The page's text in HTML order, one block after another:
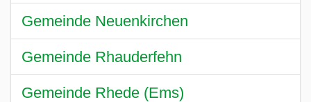
Gemeinde Neuenkirchen
Gemeinde Rhauderfehn
Gemeinde Rhede (Ems)